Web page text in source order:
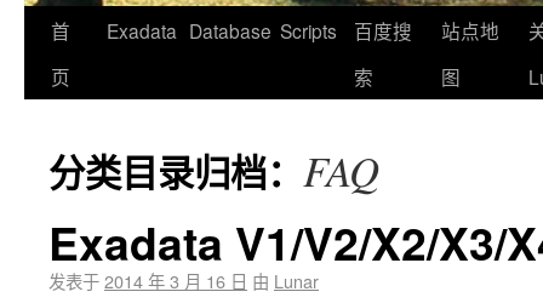
首
页
Exadata Database Scripts
百度搜
索
站点地
图
分类目录归档： FAQ
Exadata V1/V2/X2/X3/
发表于2014 年 3 月 16 日 由 Lunar